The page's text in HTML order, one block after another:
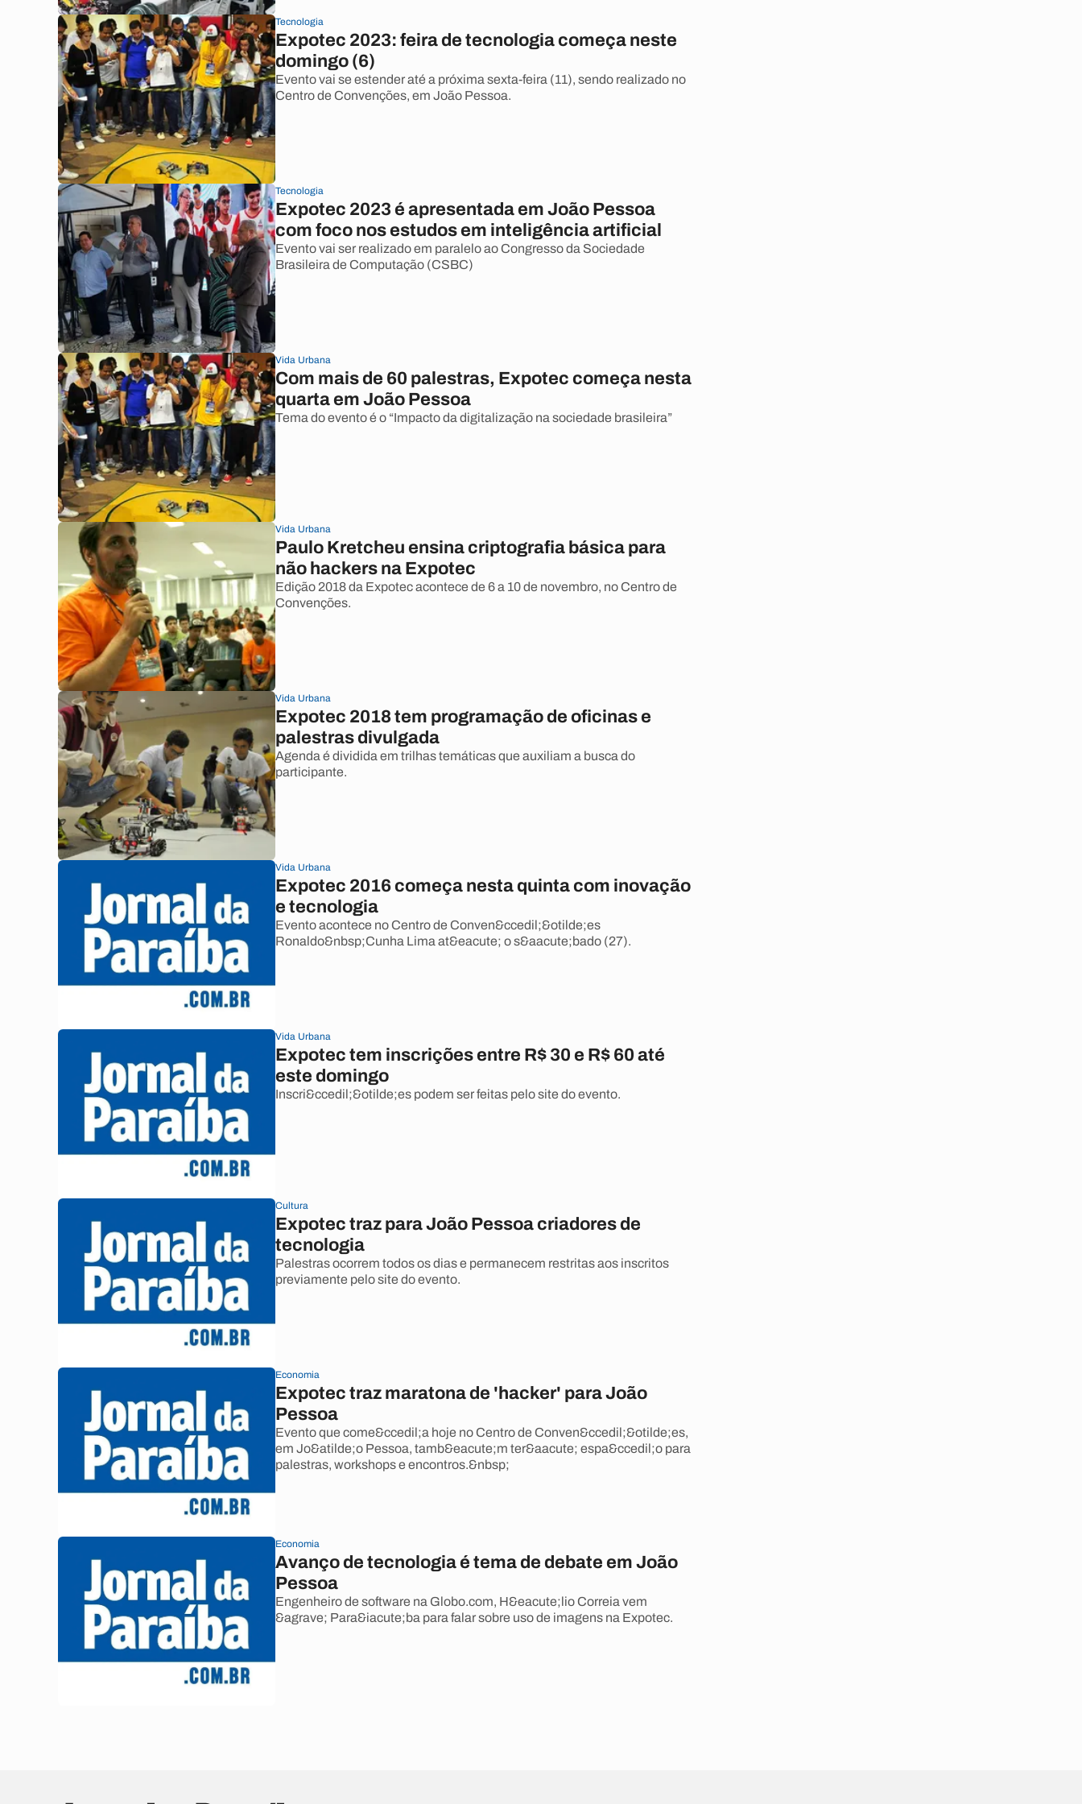
Tecnologia
Expotec 2023: feira de tecnologia começa neste
domingo (6)
Evento vai se estender até a próxima sexta-feira (11), sendo realizado no
Centro de Convenções, em João Pessoa.
Tecnologia
Expotec 2023 é apresentada em João Pessoa
com foco nos estudos em inteligência artificial
Evento vai ser realizado em paralelo ao Congresso da Sociedade
Brasileira de Computação (CSBC)
Vida Urbana
Com mais de 60 palestras, Expotec começa nesta
quarta em João Pessoa
Tema do evento é o “Impacto da digitalização na sociedade brasileira”
Vida Urbana
Paulo Kretcheu ensina criptografia básica para
não hackers na Expotec
Edição 2018 da Expotec acontece de 6 a 10 de novembro, no Centro de
Convenções.
Vida Urbana
Expotec 2018 tem programação de oficinas e
palestras divulgada
Agenda é dividida em trilhas temáticas que auxiliam a busca do
participante.
Vida Urbana
Expotec 2016 começa nesta quinta com inovação
e tecnologia
Evento acontece no Centro de Conven&ccedil;&otilde;es
Ronaldo&nbsp;Cunha Lima at&eacute; o s&aacute;bado (27).
Vida Urbana
Expotec tem inscrições entre R$ 30 e R$ 60 até
este domingo
Inscri&ccedil;&otilde;es podem ser feitas pelo site do evento.
Cultura
Expotec traz para João Pessoa criadores de
tecnologia
Palestras ocorrem todos os dias e permanecem restritas aos inscritos
previamente pelo site do evento.
Economia
Expotec traz maratona de 'hacker' para João
Pessoa
Evento que come&ccedil;a hoje no Centro de Conven&ccedil;&otilde;es,
em Jo&atilde;o Pessoa, tamb&eacute;m ter&aacute; espa&ccedil;o para
palestras, workshops e encontros.&nbsp;
Economia
Avanço de tecnologia é tema de debate em João
Pessoa
Engenheiro de software na Globo.com, H&eacute;lio Correia vem
&agrave; Para&iacute;ba para falar sobre uso de imagens na Expotec.